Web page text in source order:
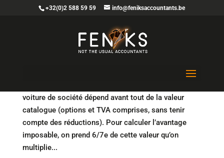
+32(0)2 588 59 59 info@feniksaccountants.be
Faux hybrides : avec quel véhicule comparer ?
voiture de société dépend avant tout de la valeur
catalogue (options et TVA comprises, sans tenir
compte des réductions). Pour calculer l’avantage
imposable, on prend 6/7e de cette valeur qu’on
multiplie...